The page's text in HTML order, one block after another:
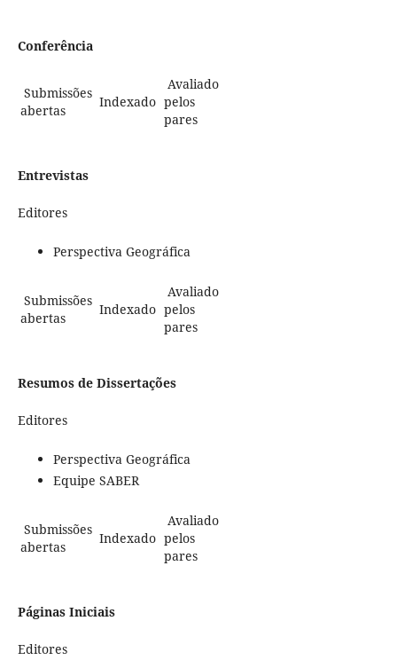
Conferência
Submissões
abertas
Indexado
Avaliado
pelos
pares
Entrevistas
Editores
Perspectiva Geográfica
Submissões
abertas
Indexado
Avaliado
pelos
pares
Resumos de Dissertações
Editores
Perspectiva Geográfica
Equipe SABER
Submissões
abertas
Indexado
Avaliado
pelos
pares
Páginas Iniciais
Editores